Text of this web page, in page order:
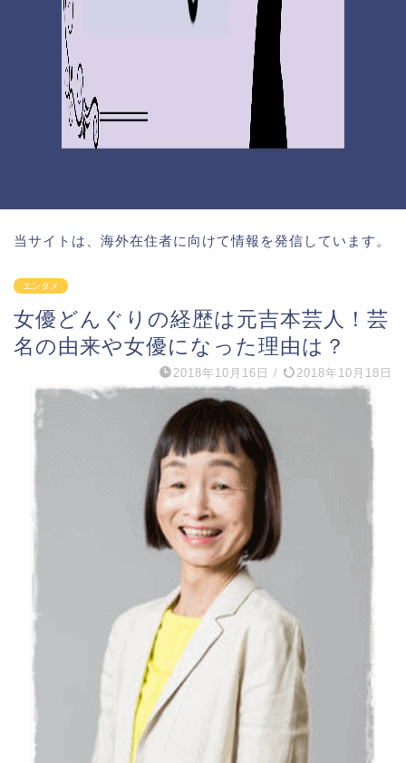
当サイトは、海外在住者に向けて情報を発信しています。
エンタメ
女優どんぐりの経歴は元吉本芸人！芸
名の由来や女優になった理由は？
2018年10月16日 / 2018年10月18日